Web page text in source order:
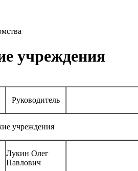
учреждения
Руководитель
учреждения
Лукин Олег
Павлович